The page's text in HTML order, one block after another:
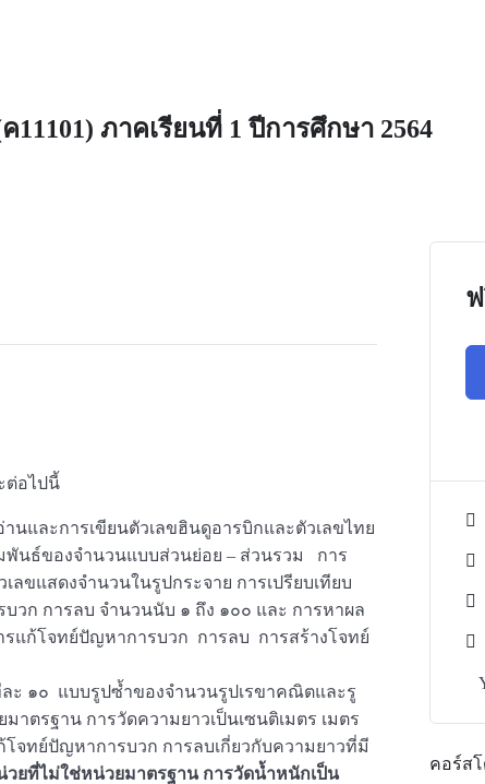
ภาคเรียนที่ 1 ปีการศึกษา 2564
ต่อไปนี้
และการเขียนตัวเลขฮินดูอารบิกและตัวเลขไทย
นธ์ของจำนวนแบบส่วนย่อย – ส่วนรวม การ
ขแสดงจำนวนในรูปกระจาย การเปรียบเทียบ
บวก การลบ จำนวนนับ ๑ ถึง ๑๐๐ และ การหาผล
แก้โจทย์ปัญหาการบวก การลบ การสร้างโจทย์
ะ ๑๐ แบบรูปซ้ำของจำนวนรูปเรขาคณิตและรู
ตรฐาน การวัดความยาวเป็นเซนติเมตร เมตร
โจทย์ปัญหาการบวก การลบเกี่ยวกับความยาวที่มี
ยที่ไม่ใช่หน่วยมาตรฐาน การวัดน้ำหนักเป็น
คอร์ส